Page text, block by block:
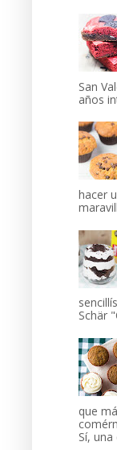
San
años
hacer
Schär
que
Sí, una